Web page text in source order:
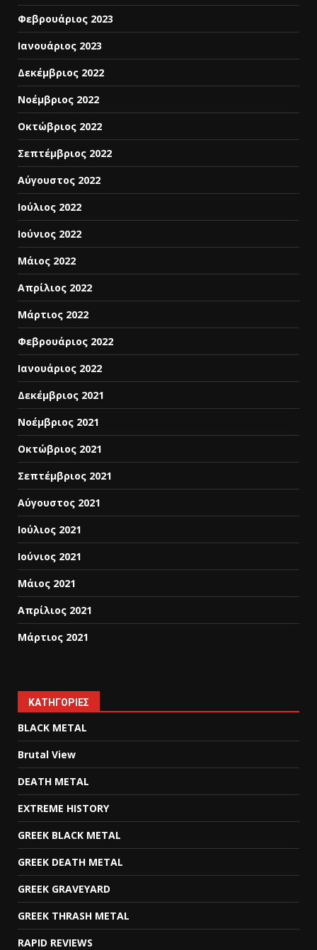
Φεβρουάριος 2023
Ιανουάριος 2023
Δεκέμβριος 2022
Νοέμβριος 2022
Οκτώβριος 2022
Σεπτέμβριος 2022
Αύγουστος 2022
Ιούλιος 2022
Ιούνιος 2022
Μάιος 2022
Απρίλιος 2022
Μάρτιος 2022
Φεβρουάριος 2022
Ιανουάριος 2022
Δεκέμβριος 2021
Νοέμβριος 2021
Οκτώβριος 2021
Σεπτέμβριος 2021
Αύγουστος 2021
Ιούλιος 2021
Ιούνιος 2021
Μάιος 2021
Απρίλιος 2021
Μάρτιος 2021
KΑΤΗΓΟΡΊΕΣ
BLACK METAL
Brutal View
DEATH METAL
EXTREME HISTORY
GREEK BLACK METAL
GREEK DEATH METAL
GREEK GRAVEYARD
GREEK THRASH METAL
RAPID REVIEWS